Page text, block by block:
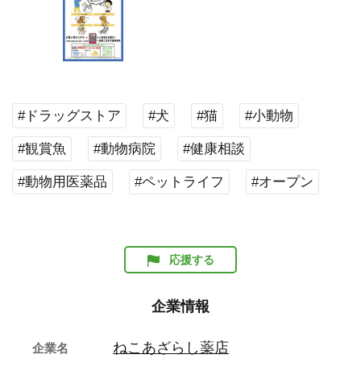
#ドラッグストア #犬 #猫 #小動物
#観賞魚 #動物病院 #健康相談
#動物用医薬品 #ペットライフ #オープン
応援する
企業情報
企業名 ねこあざらし薬店